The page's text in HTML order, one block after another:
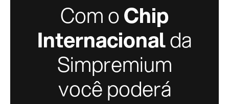
Com oChip
Internacionalda
Simpremium
você poderá